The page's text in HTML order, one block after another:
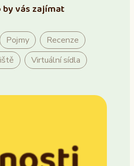
by vás zajímat
Pojmy
Recenze
Virtuální sídla